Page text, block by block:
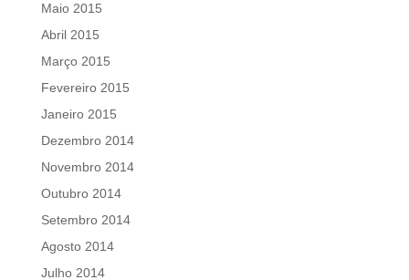
Maio 2015
Abril 2015
Março 2015
Fevereiro 2015
Janeiro 2015
Dezembro 2014
Novembro 2014
Outubro 2014
Setembro 2014
Agosto 2014
Julho 2014